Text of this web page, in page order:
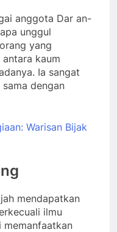
anggota Dar an-
unggul
yang
kaum
Ia sangat
dengan
Warisan Bijak
mendapatkan
ilmu
memanfaatkan